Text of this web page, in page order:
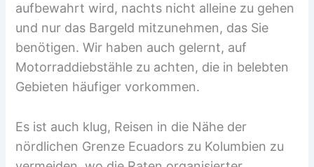
aufbewahrt wird, nachts nicht alleine zu gehen
und nur das Bargeld mitzunehmen, das Sie
benötigen. Wir haben auch gelernt, auf
Motorraddiebstähle zu achten, die in belebten
Gebieten häufiger vorkommen.
Es ist auch klug, Reisen in die Nähe der
nördlichen Grenze Ecuadors zu Kolumbien zu